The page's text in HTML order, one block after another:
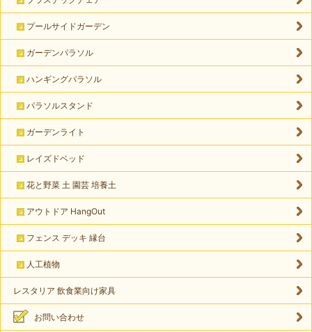
プールサイドガーデン
ガーデンパラソル
ハンギングパラソル
パラソルスタンド
ガーデンライト
レイズドベッド
花と野菜 土 園芸 培養土
アウトドア HangOut
フェンス デッキ 縁台
人工植物
レスタリア 飲食業向け家具
お問い合わせ